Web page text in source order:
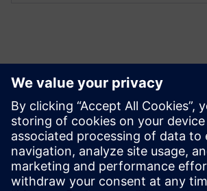
Istražite resurse i
proizvode
Preduvjeti
Ništa